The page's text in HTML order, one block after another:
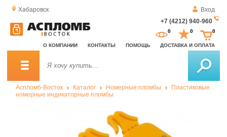
Хабаровск
Вход
+7 (4212) 940-960
О КОМПАНИИ КОНТАКТЫ ПОМОЩЬ ДОСТАВКА И ОПЛАТА
0 0 0
Аспломб-Восток Каталог Номерные пломбы
Пластиковые
номерные индикаторные пломбы